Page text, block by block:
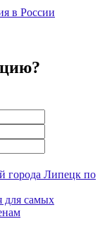
в России
города Липецк по
для самых